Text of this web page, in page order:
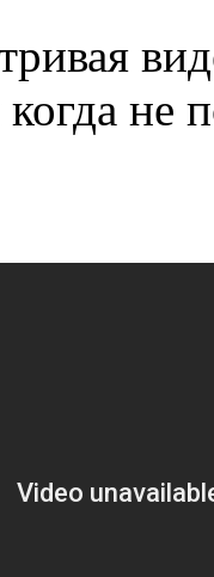
когда